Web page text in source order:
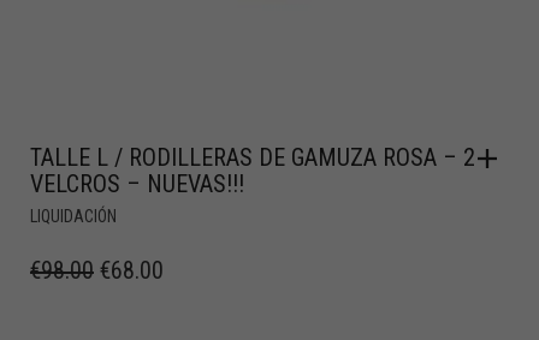
TALLE L / RODILLERAS DE GAMUZA ROSA – 2
VELCROS – NUEVAS!!!
LIQUIDACIÓN
€98.00 €68.00